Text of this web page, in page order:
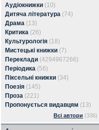
Аудіокнижки (10)
Дитяча література (74)
Драма (13)
Критика (26)
Культурологія (18)
Мистецькі книжки (7)
Переклади (4294967266)
Періодика (56)
Піксельні книжки (34)
Поезія (145)
Проза (221)
Пропонується видавцям (13)
Всі автори (336)